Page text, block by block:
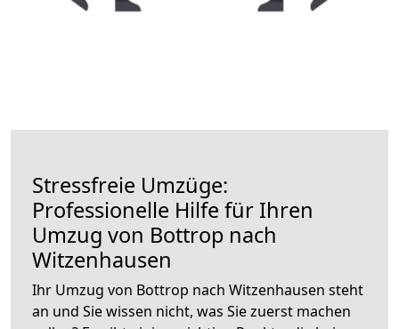
Stressfreie Umzüge:
Professionelle Hilfe für Ihren
Umzug von Bottrop nach
Witzenhausen
Ihr Umzug von Bottrop nach Witzenhausen steht
an und Sie wissen nicht, was Sie zuerst machen